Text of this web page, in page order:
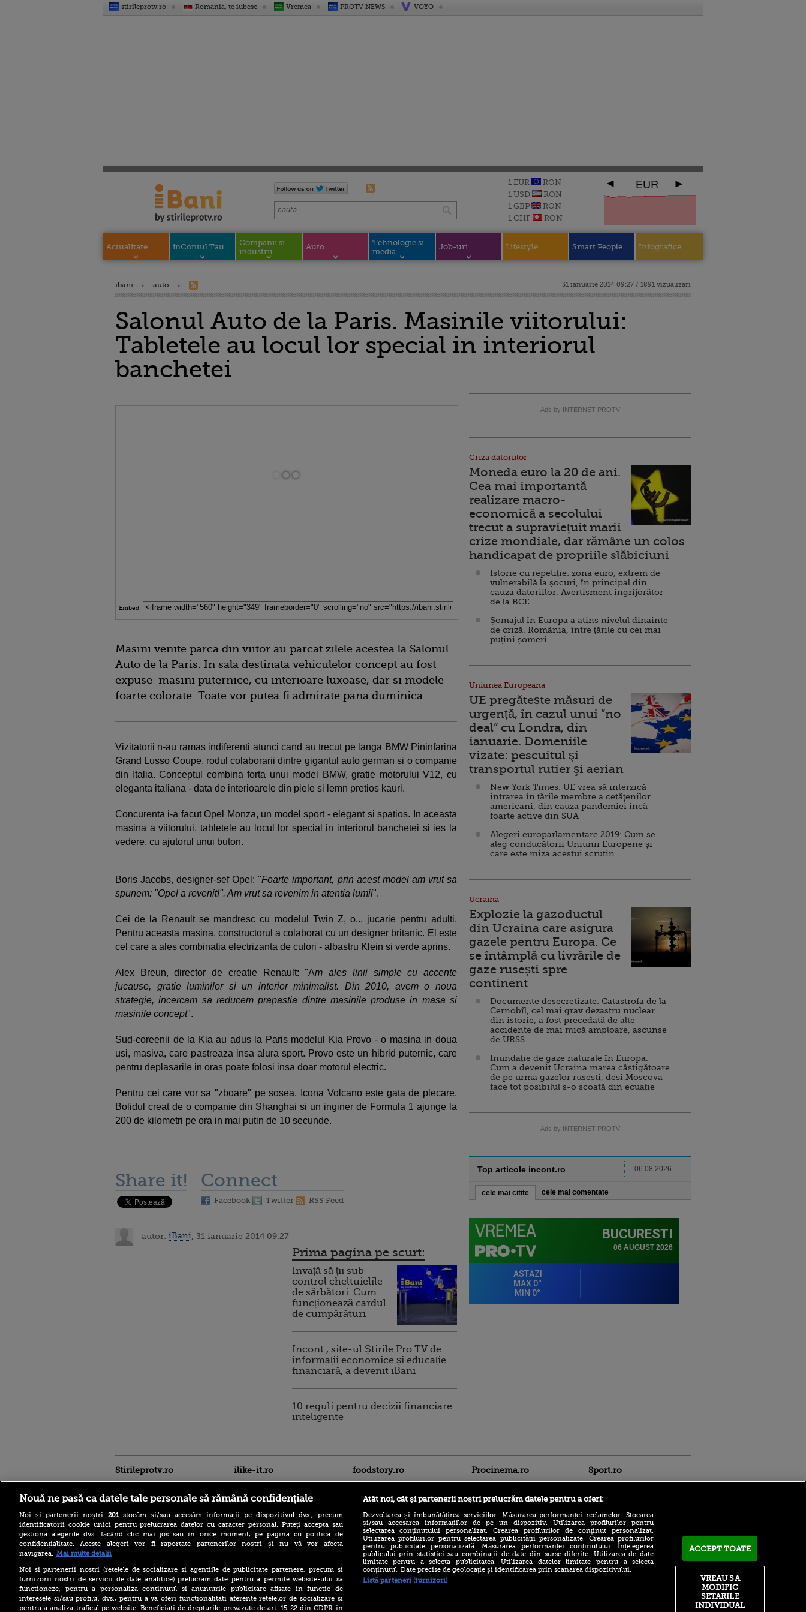
stirileprotv.ro Romania, te iubesc Vremea PROTV NEWS VOYO
1 EUR
RON
1 USD
RON
1 GBP
RON
1 CHF
RON
EUR
Actualitate inContul Tau
Companii si
industrii
Auto
Tehnologie si
media
Job-uri Lifestyle Smart People Infografice
ibani auto 31 ianuarie 2014 09:27 / 1891 vizualizari
Salonul Auto de la Paris. Masinile viitorului:
Tabletele au locul lor special in interiorul
banchetei
Embed:
Masini venite parca din viitor au parcat zilele acestea la Salonul
Auto de la Paris. In sala destinata vehiculelor concept au fost
expuse masini puternice, cu interioare luxoase, dar si modele
foarte colorate. Toate vor putea fi admirate pana duminica.
Vizitatorii n-au ramas indiferenti atunci cand au trecut pe langa BMW Pininfarina
Grand Lusso Coupe, rodul colaborarii dintre gigantul auto german si o companie
din Italia. Conceptul combina forta unui model BMW, gratie motorului V12, cu
eleganta italiana - data de interioarele din piele si lemn pretios kauri.
Concurenta i-a facut Opel Monza, un model sport - elegant si spatios. In aceasta
masina a viitorului, tabletele au locul lor special in interiorul banchetei si ies la
vedere, cu ajutorul unui buton.
Boris Jacobs, designer-sef Opel: "Foarte important, prin acest model am vrut sa
spunem: "Opel a revenit!". Am vrut sa revenim in atentia lumii".
Cei de la Renault se mandresc cu modelul Twin Z, o... jucarie pentru adulti.
Pentru aceasta masina, constructorul a colaborat cu un designer britanic. El este
cel care a ales combinatia electrizanta de culori - albastru Klein si verde aprins.
Alex Breun, director de creatie Renault: "Am ales linii simple cu accente
jucause, gratie luminilor si un interior minimalist. Din 2010, avem o noua
strategie, incercam sa reducem prapastia dintre masinile produse in masa si
masinile concept".
Sud-coreenii de la Kia au adus la Paris modelul Kia Provo - o masina in doua
usi, masiva, care pastreaza insa alura sport. Provo este un hibrid puternic, care
pentru deplasarile in oras poate folosi insa doar motorul electric.
Pentru cei care vor sa "zboare" pe sosea, Icona Volcano este gata de plecare.
Bolidul creat de o companie din Shanghai si un inginer de Formula 1 ajunge la
200 de kilometri pe ora in mai putin de 10 secunde.
Share it! Connect
Facebook Twitter RSS Feed
autor: iBani , 31 ianuarie 2014 09:27
Prima pagina pe scurt:
Invață să ții sub
control cheltuielile
de sărbători. Cum
funcționează cardul
de cumpărături
Incont , site-ul Știrile Pro TV de
informații economice și educație
financiară, a devenit iBani
10 reguli pentru decizii financiare
inteligente
Ads by INTERNET PROTV
Criza datoriilor
Moneda euro la 20 de ani.
Cea mai importantă
realizare macro-
economică a secolului
trecut a supraviețuit marii
crize mondiale, dar rămâne un colos
handicapat de propriile slăbiciuni
Istorie cu repetiție: zona euro, extrem de
vulnerabilă la șocuri, în principal din
cauza datoriilor. Avertisment îngrijorător
de la BCE
Șomajul în Europa a atins nivelul dinainte
de criză. România, între țările cu cei mai
puțini șomeri
Uniunea Europeana
UE pregătește măsuri de
urgență, în cazul unui ”no
deal” cu Londra, din
ianuarie. Domeniile
vizate: pescuitul şi
transportul rutier şi aerian
New York Times: UE vrea să interzică
intrarea în țările membre a cetăţenilor
americani, din cauza pandemiei încă
foarte active din SUA
Alegeri europarlamentare 2019: Cum se
aleg conducătorii Uniunii Europene și
care este miza acestui scrutin
Ucraina
Explozie la gazoductul
din Ucraina care asigura
gazele pentru Europa. Ce
se întâmplă cu livrările de
gaze rusești spre
continent
Documente desecretizate: Catastrofa de la
Cernobîl, cel mai grav dezastru nuclear
din istorie, a fost precedată de alte
accidente de mai mică amploare, ascunse
de URSS
Inundație de gaze naturale în Europa.
Cum a devenit Ucraina marea câștigătoare
de pe urma gazelor rusești, deși Moscova
face tot posibilul s-o scoată din ecuație
Ads by INTERNET PROTV
Top articole incont.ro 06.08.2026
cele mai citite cele mai comentate
Stirileprotv.ro
Guvern. Plan de pregătire
pentru riscuri în domeniul
energiei electrice
Peste 500 de clienți din
Sectorul 6 al Capitalei au
ilike-it.ro foodstory.ro
(P) Descoperă Lumea
Evenimentelor din România
cu Transilvania Events!
Procinema.ro
Emoții intense pentru
Sebastian Stan! Iubita lui,
Sport.ro
Verdictul lui Edi
Iordănescu! Ce echipă din
România se va califica în
cupele europene
Nouă ne pasă ca datele tale personale să rămână confidențiale
Noi și partenerii noștri 201stocăm și/sau accesăm informații pe dispozitivul dvs., precum
identificatorii cookie unici pentru prelucrarea datelor cu caracter personal. Puteți accepta sau
gestiona alegerile dvs. făcând clic mai jos sau în orice moment, pe pagina cu politica de
confidențialitate. Aceste alegeri vor fi raportate partenerilor noștri și nu vă vor afecta
navigarea. Mai multe detalii
Noi si partenerii nostri (retelele de socializare si agentiile de publicitate partenere, precum si
furnizorii nostri de servicii de date analitice) prelucram date pentru a permite website-ului sa
functioneze, pentru a personaliza continutul si anunturile publicitare afisate in functie de
interesele si/sau profilul dvs., pentru a va oferi functionalitati aferente retelelor de socializare si
pentru a analiza traficul pe website. Beneficiati de drepturile prevazute de art. 15-22 din GDPR in
Atât noi, cât și partenerii noștri prelucrăm datele pentru a oferi:
Dezvoltarea și îmbunătățirea serviciilor. Măsurarea performanței reclamelor. Stocarea
și/sau accesarea informațiilor de pe un dispozitiv. Utilizarea profilurilor pentru
selectarea conținutului personalizat. Crearea profilurilor de conținut personalizat.
Utilizarea profilurilor pentru selectarea publicității personalizate. Crearea profilurilor
pentru publicitate personalizată. Măsurarea performanței conținutului. Înțelegerea
publicului prin statistici sau combinații de date din surse diferite. Utilizarea de date
limitate pentru a selecta publicitatea. Utilizarea datelor limitate pentru a selecta
conținutul. Date precise de geolocație și identificarea prin scanarea dispozitivului.
Listă parteneri (furnizori)
ACCEPT TOATE
VREAU SA
MODIFIC
SETARILE
INDIVIDUAL